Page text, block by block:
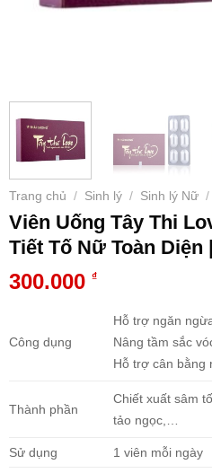
Trang chủ / Sinh lý / Sinh lý Nữ /
Viên Uống Tây Thi
Tiết Tố Nữ Toàn Diện
300.000 ₫
Công dụng
Hỗ trợ ngăn
Nâng tầm sắc
Hỗ trợ cân bằng
Thành phần
Chiết xuất sâm
tảo ngọc,…
Sử dụng 1 viên mỗi ngày